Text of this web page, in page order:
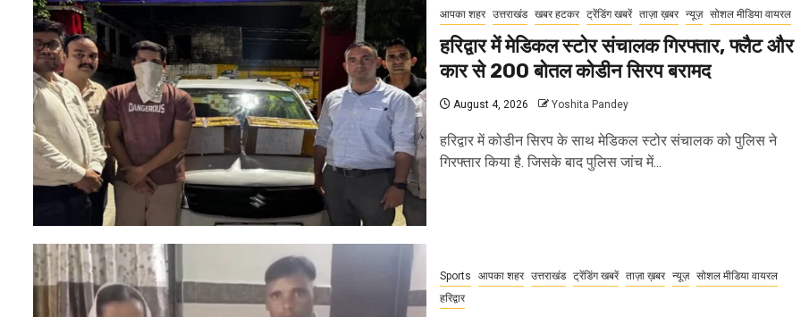
आपका शहर उत्तराखंड खबर हटकर ट्रेंडिंग खबरें ताज़ा ख़बर न्यूज़ सोशल मीडिया वायरल
हरिद्वार में मेडिकल स्टोर संचालक गिरफ्तार, फ्लैट और
कार से 200 बोतल कोडीन सिरप बरामद
August 4, 2026 Yoshita Pandey
हरिद्वार में कोडीन सिरप के साथ मेडिकल स्टोर संचालक को पुलिस ने
गिरफ्तार किया है. जिसके बाद पुलिस जांच में...
Sports आपका शहर उत्तराखंड ट्रेंडिंग खबरें ताज़ा ख़बर न्यूज़
सोशल मीडिया वायरल
हरिद्वार